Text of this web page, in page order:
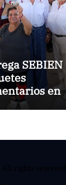
SEBIEN
en